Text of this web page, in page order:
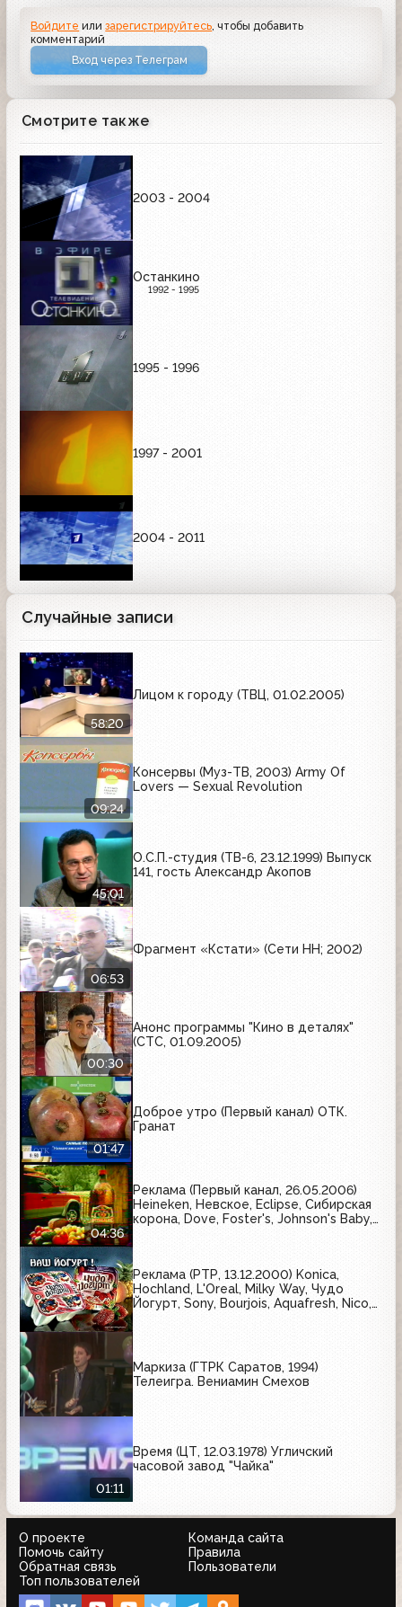
Войдите илизарегистрируйтесь , чтобы добавить
комментарий
Вход через Телеграм
Смотрите также
2003 - 2004
Останкино
1992 - 1995
1995 - 1996
1997 - 2001
2004 - 2011
Случайные записи
58:20
Лицом к городу (ТВЦ, 01.02.2005)
09:24
Консервы (Муз-ТВ, 2003) Army Of
Lovers — Sexual Revolution
45:01
О.С.П.-студия (ТВ-6, 23.12.1999) Выпуск
141, гость Александр Акопов
06:53
Фрагмент «Кстати» (Сети НН; 2002)
00:30
Анонс программы "Кино в деталях"
(СТС, 01.09.2005)
01:47
Доброе утро (Первый канал) ОТК.
Гранат
04:36
Реклама (Первый канал, 26.05.2006)
Heineken, Невское, Eclipse, Сибирская
корона, Dove, Foster's, Johnson's Baby,
Реклама (РТР, 13.12.2000) Konica,
Hochland, L'Oreal, Milky Way, Чудо
Йогурт, Sony, Bourjois, Aquafresh, Nico,
Маркиза (ГТРК Саратов, 1994)
Телеигра. Вениамин Смехов
01:11
Время (ЦТ, 12.03.1978) Угличский
часовой завод "Чайка"
О проекте
Команда сайта
Помочь сайту
Правила
Обратная связь
Пользователи
Топ пользователей